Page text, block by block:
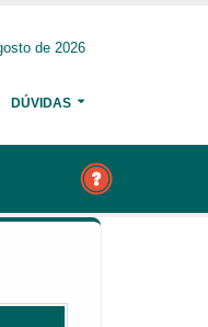
de 2026
DÚVIDAS